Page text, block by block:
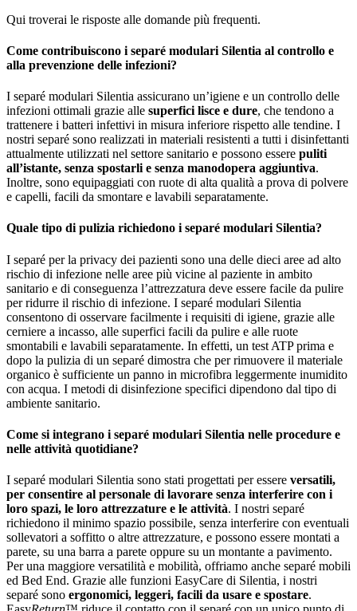
Qui troverai le risposte alle domande più frequenti.
Come contribuiscono i separé modulari Silentia al controllo e
alla prevenzione delle infezioni?
I separé modulari Silentia assicurano un’igiene e un controllo delle
infezioni ottimali grazie alle superfici lisce e dure, che tendono a
trattenere i batteri infettivi in misura inferiore rispetto alle tendine. I
nostri separé sono realizzati in materiali resistenti a tutti i disinfettanti
attualmente utilizzati nel settore sanitario e possono essere puliti
all’istante, senza spostarli e senza manodopera aggiuntiva.
Inoltre, sono equipaggiati con ruote di alta qualità a prova di polvere
e capelli, facili da smontare e lavabili separatamente.
Quale tipo di pulizia richiedono i separé modulari Silentia?
I separé per la privacy dei pazienti sono una delle dieci aree ad alto
rischio di infezione nelle aree più vicine al paziente in ambito
sanitario e di conseguenza l’attrezzatura deve essere facile da pulire
per ridurre il rischio di infezione. I separé modulari Silentia
consentono di osservare facilmente i requisiti di igiene, grazie alle
cerniere a incasso, alle superfici facili da pulire e alle ruote
smontabili e lavabili separatamente. In effetti, un test ATP prima e
dopo la pulizia di un separé dimostra che per rimuovere il materiale
organico è sufficiente un panno in microfibra leggermente inumidito
con acqua. I metodi di disinfezione specifici dipendono dal tipo di
ambiente sanitario.
Come si integrano i separé modulari Silentia nelle procedure e
nelle attività quotidiane?
I separé modulari Silentia sono stati progettati per essere versatili,
per consentire al personale di lavorare senza interferire con i
loro spazi, le loro attrezzature e le attività. I nostri separé
richiedono il minimo spazio possibile, senza interferire con eventuali
sollevatori a soffitto o altre attrezzature, e possono essere montati a
parete, su una barra a parete oppure su un montante a pavimento.
Per una maggiore versatilità e mobilità, offriamo anche separé mobili
ed Bed End. Grazie alle funzioni EasyCare di Silentia, i nostri
separé sono ergonomici, leggeri, facili da usare e spostare.